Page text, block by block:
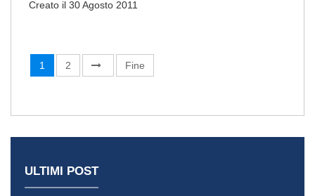
Creato il 30 Agosto 2011
1 2 Fine
ULTIMI POST